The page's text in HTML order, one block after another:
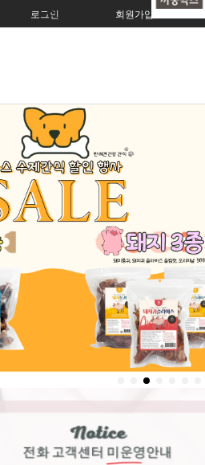
로그인 회원가입